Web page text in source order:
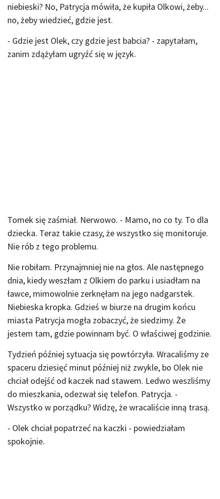
niebieski? No, Patrycja mówiła, że kupiła Olkowi, żeby...
no, żeby wiedzieć, gdzie jest.
- Gdzie jest Olek, czy gdzie jest babcia? - zapytałam,
zanim zdążyłam ugryźć się w język.
Tomek się zaśmiał. Nerwowo. - Mamo, no co ty. To dla
dziecka. Teraz takie czasy, że wszystko się monitoruje.
Nie rób z tego problemu.
Nie robiłam. Przynajmniej nie na głos. Ale następnego
dnia, kiedy weszłam z Olkiem do parku i usiadłam na
ławce, mimowolnie zerknęłam na jego nadgarstek.
Niebieska kropka. Gdzieś w biurze na drugim końcu
miasta Patrycja mogła zobaczyć, że siedzimy. Że
jestem tam, gdzie powinnam być. O właściwej godzinie.
Tydzień później sytuacja się powtórzyła. Wracaliśmy ze
spaceru dziesięć minut później niż zwykle, bo Olek nie
chciał odejść od kaczek nad stawem. Ledwo weszliśmy
do mieszkania, odezwał się telefon. Patrycja. -
Wszystko w porządku? Widzę, że wracaliście inną trasą.
- Olek chciał popatrzeć na kaczki - powiedziałam
spokojnie.